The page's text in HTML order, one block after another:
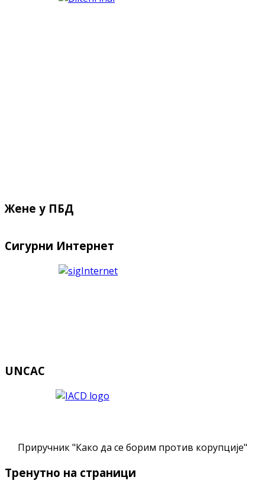
Жене у ПБД
Сигурни Интернет
UNCAC
Приручник "Како да се борим против корупције"
Тренутно на страници